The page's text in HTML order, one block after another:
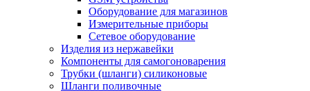
Оборудование для магазинов
Измерительные приборы
Сетевое оборудование
Изделия из нержавейки
Компоненты для самогоноварения
Трубки (шланги) силиконовые
Шланги поливочные